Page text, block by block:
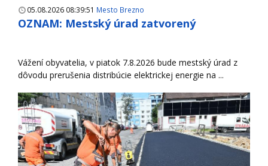
05.08.2026 08:39:51 Mesto Brezno
OZNAM: Mestský úrad zatvorený
Vážení obyvatelia, v piatok 7.8.2026 bude mestský úrad z
dôvodu prerušenia distribúcie elektrickej energie na ...